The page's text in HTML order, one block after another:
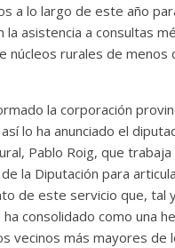
a lo largo de este año
la asistencia a consultas
núcleos rurales de menos
la corporación
lo ha anunciado el
Pablo Roig, que
de la Diputación para
de este servicio que, tal
ha consolidado como una
vecinos más mayores de